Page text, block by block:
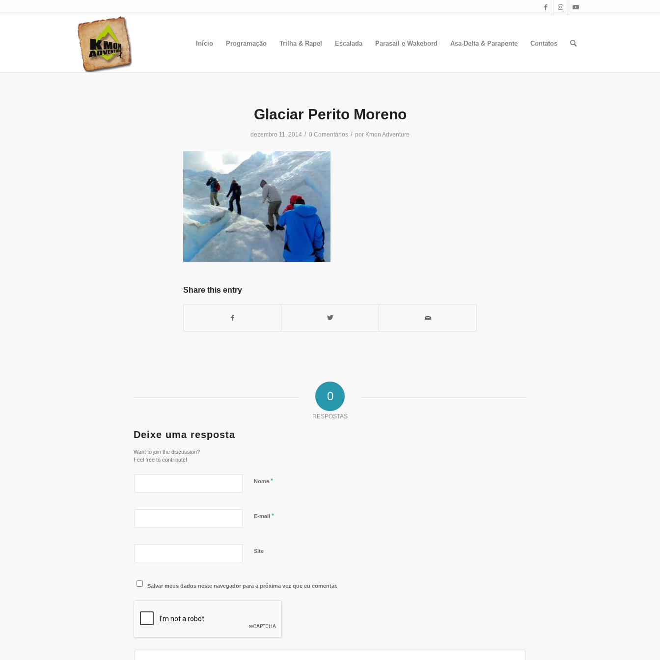
Início Programação Trilha & Rapel Escalada Parasail e Wakebord Asa-Delta & Parapente Contatos
Glaciar Perito Moreno
dezembro 11, 2014 / 0 Comentários / por Kmon Adventure
Share this entry
0
RESPOSTAS
Deixe uma resposta
Want to join the discussion?
Feel free to contribute!
Nome *
E-mail *
Site
Salvar meus dados neste navegador para a próxima vez que eu comentar.